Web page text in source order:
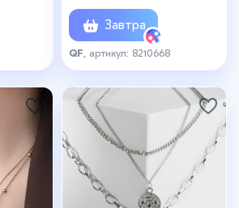
Завтра
QF , артикул: 8210668